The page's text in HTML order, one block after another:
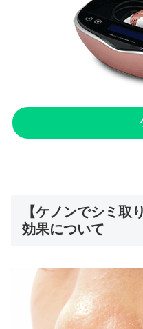
【ケノンでシミ取
効果について